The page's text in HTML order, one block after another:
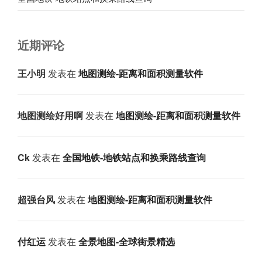
近期评论
王小明 发表在 地图测绘-距离和面积测量软件
地图测绘好用啊发表在 地图测绘-距离和面积测量软件
Ck发表在 全国地铁-地铁站点和换乘路线查询
超强台风发表在 地图测绘-距离和面积测量软件
付红运发表在 全景地图-全球街景精选